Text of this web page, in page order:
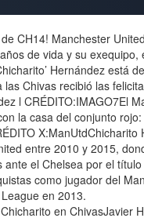
de CH14! Manchester
de vida y su
Hernández está
las Chivas recibió las
l CRÉDITO:IMAGO7El
la casa del conjunto
entre 2010 y 2015,
ante el Chelsea por el
como jugador del
en 2013.
en ChivasJavier